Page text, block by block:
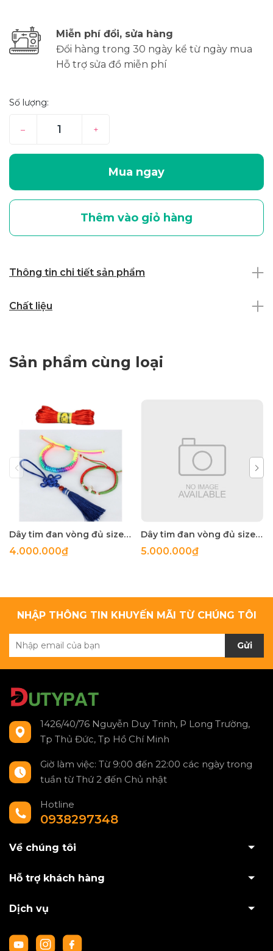
Miễn phí đổi, sửa hàng
Đổi hàng trong 30 ngày kể từ ngày mua
Hỗ trợ sửa đồ miễn phí
Số lượng:
– +
Mua ngay
Thêm vào giỏ hàng
Thông tin chi tiết sản phẩm
Chất liệu
Sản phẩm cùng loại
Dây tim đan vòng đủ size q.5-2.5mm
4.000.000₫
Dây tim đan vòng đủ size q.5-2.5mm
5.000.000₫
NHẬP THÔNG TIN KHUYẾN MÃI TỪ CHÚNG TÔI
Gửi
1426/40/76 Nguyễn Duy Trinh, P Long Trường,
Tp Thủ Đức, Tp Hồ Chí Minh
Giờ làm việc: Từ 9:00 đến 22:00 các ngày trong
tuần từ Thứ 2 đến Chủ nhật
Hotline
0938297348
Về chúng tôi
Hỗ trợ khách hàng
Dịch vụ